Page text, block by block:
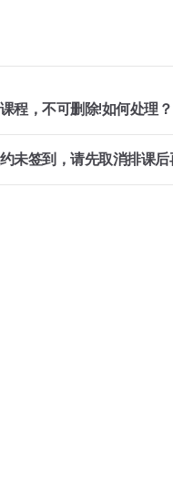
程，不可删除!如何处理？
未签到，请先取消排课